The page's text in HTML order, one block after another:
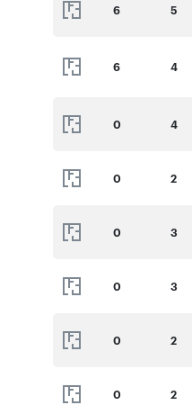
6 5
6 4
0 4
0 2
0 3
0 3
0 2
0 2